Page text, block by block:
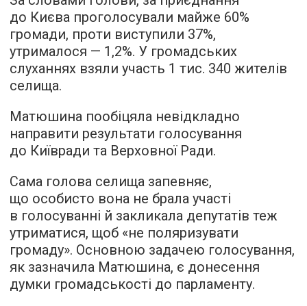
до Києва проголосували майже 60%
громади, проти виступили 37%,
утрималося — 1,2%. У громадських
слуханнях взяли участь 1 тис. 340 жителів
селища.
Матюшина пообіцяла невідкладно
направити результати голосування
до Київради та Верховної Ради.
Сама голова селища запевняє,
що особисто вона не брала участі
в голосуванні й закликала депутатів теж
утриматися, щоб «не поляризувати
громаду». Основною задачею голосування,
як зазначила Матюшина, є донесення
думки громадськості до парламенту.